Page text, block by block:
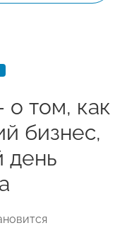
том, как
бизнес,
день